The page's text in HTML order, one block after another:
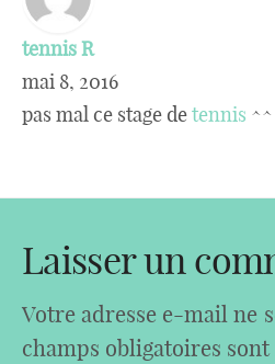
tennis R
mai 8, 2016
pas mal ce stage detennis ^^
Laisser un
Votre adresse e-mail ne
champs obligatoires